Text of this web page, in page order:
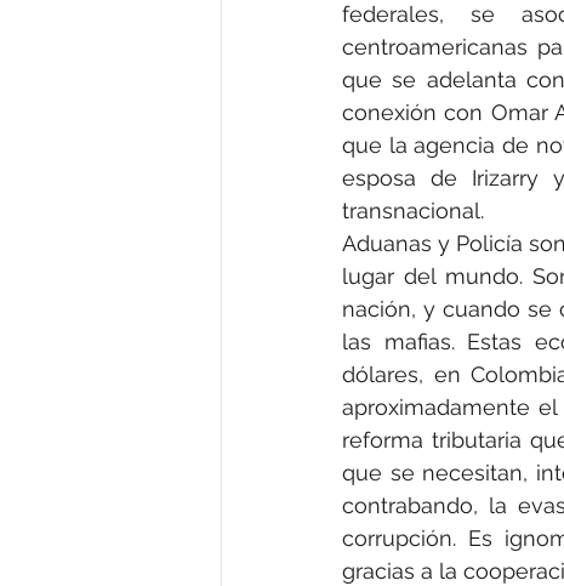
federales, se
centroamericanas
que se adelanta
conexión con Omar
que la agencia de
esposa de Irizarry
transnacional.
Aduanas y Policía
lugar del mundo.
nación, y cuando
las mafias. Estas
dólares, en
aproximadamente
reforma tributaria
que se necesitan,
contrabando, la
corrupción. Es
gracias a la